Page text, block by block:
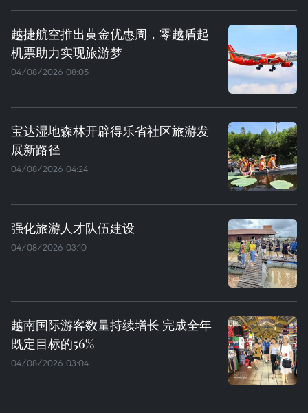
越捷航空推出黄金优惠周，零越盾起
机票助力实现旅游梦
04/08/2026 08:05
宝达湿地森林开辟得乐省社区旅游发
展新路径
04/08/2026 04:24
强化旅游人才队伍建设
04/08/2026 03:10
越南国际游客数量持续增长 完成全年
既定目标的56%
04/08/2026 03:04